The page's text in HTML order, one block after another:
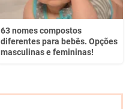
63 nomes compostos
diferentes para bebês. Opções
masculinas e femininas!